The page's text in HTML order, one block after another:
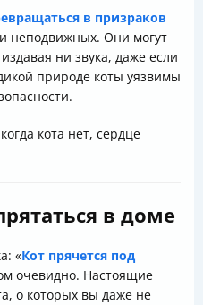
в призраков
неподвижных. Они могут
ни звука, даже если
природе коты уязвимы
кота нет, сердце
в доме
«Кот прячется под
очевидно. Настоящие
о которых вы даже не